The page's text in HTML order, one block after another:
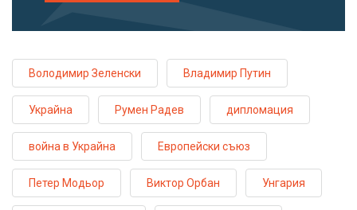
Володимир Зеленски Владимир Путин
Украйна Румен Радев дипломация
война в Украйна Европейски съюз
Петер Модьор Виктор Орбан Унгария